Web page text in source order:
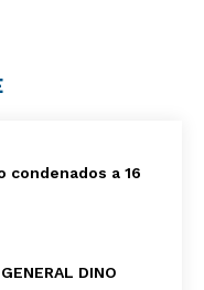
condenados a 16
DINO